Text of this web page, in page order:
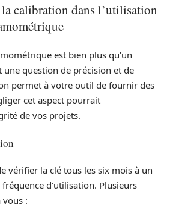
calibration dans l’utilisation
est bien plus qu’un
une question de précision et de
permet à votre outil de fournir des
cet aspect pourrait
de vos projets.
vérifier la clé tous les six mois à un
d’utilisation. Plusieurs
vous :